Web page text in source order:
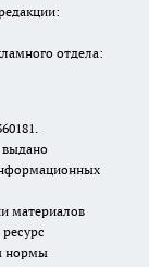
отдела:
выдано
материалов
нормы